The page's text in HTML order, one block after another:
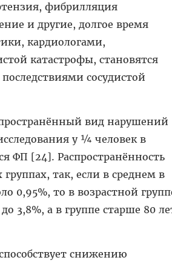
фибрилляция
и другие, долгое время
кардиологами,
катастрофы, становятся
сосудистой
вид нарушений
у ¼ человек в
ФП [24]. Распространённость
так, если в среднем в
0,95%, то в возрастной
3,8%, а в группе старше 80
снижению